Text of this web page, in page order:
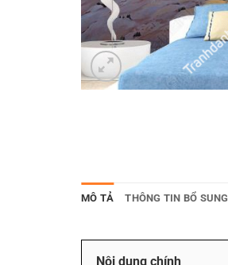
MÔ TẢ THÔNG TIN BỔ SUNG
Nội dung chính